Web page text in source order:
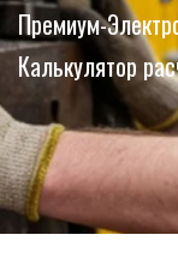
Премиум-
Калькулятор